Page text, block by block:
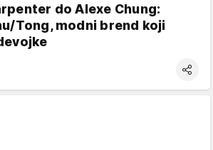
do Alexe Chung:
Tong, modni brend koji